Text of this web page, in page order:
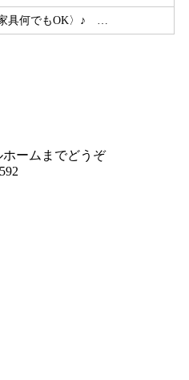
具何でもOK〉♪ …
ームまでどうぞ